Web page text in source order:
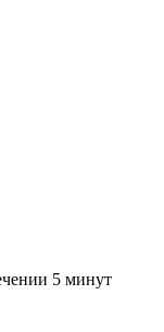
5 минут